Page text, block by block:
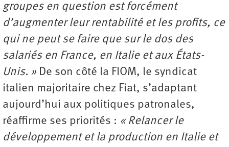
groupes en question est forcément
d’augmenter leur rentabilité et les profits, ce
qui ne peut se faire que sur le dos des
salariés en France, en Italie et aux États-
Unis. » De son côté la FIOM, le syndicat
italien majoritaire chez Fiat, s’adaptant
aujourd’hui aux politiques patronales,
réaffirme ses priorités : « Relancer le
développement et la production en Italie et